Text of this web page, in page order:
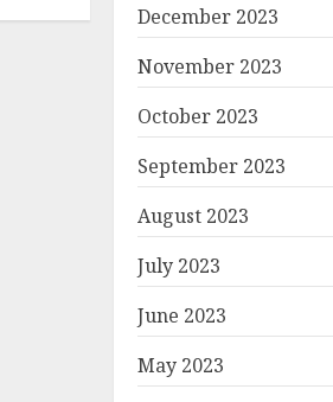
December 2023
November 2023
October 2023
September 2023
August 2023
July 2023
June 2023
May 2023